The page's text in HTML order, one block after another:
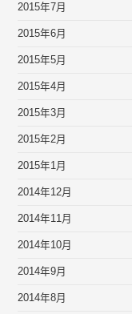
2015年7月
2015年6月
2015年5月
2015年4月
2015年3月
2015年2月
2015年1月
2014年12月
2014年11月
2014年10月
2014年9月
2014年8月